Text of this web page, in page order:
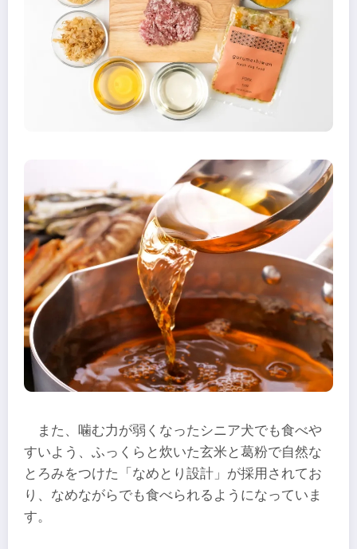
また、噛む力が弱くなったシニア犬でも食べや
すいよう、ふっくらと炊いた玄米と葛粉で自然な
とろみをつけた「なめとり設計」が採用されてお
り、なめながらでも食べられるようになっていま
す。